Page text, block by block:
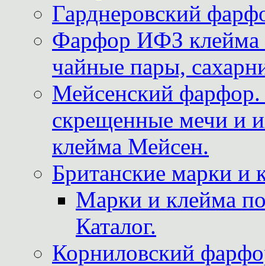
Гарднеровский
Фарфор ИФЗ клейма
чайные пары,
Мейсенский фарфор.
скрещенные мечи и
клейма Мейсен.
Британские марки и
Марки и клейма
Каталог.
Корниловский